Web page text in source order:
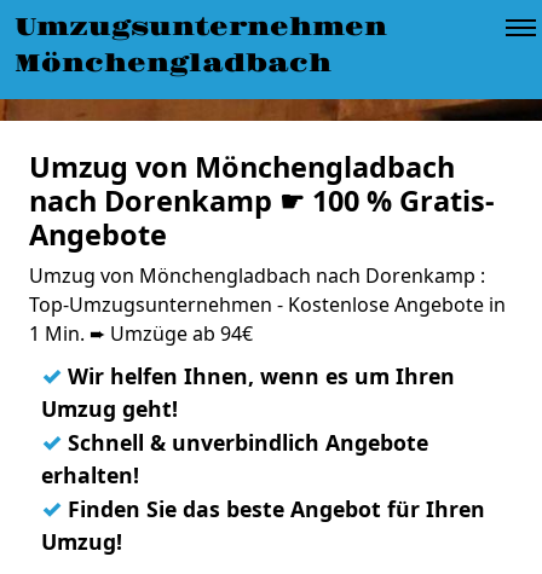
Umzugsunternehmen
Mönchengladbach
Umzug von Mönchengladbach
nach Dorenkamp ☛ 100 % Gratis-
Angebote
Umzug von Mönchengladbach nach Dorenkamp :
Top-Umzugsunternehmen - Kostenlose Angebote in
1 Min. ➨ Umzüge ab 94€
✓ Wir helfen Ihnen, wenn es um Ihren
Umzug geht!
✓ Schnell & unverbindlich Angebote
erhalten!
✓ Finden Sie das beste Angebot für Ihren
Umzug!